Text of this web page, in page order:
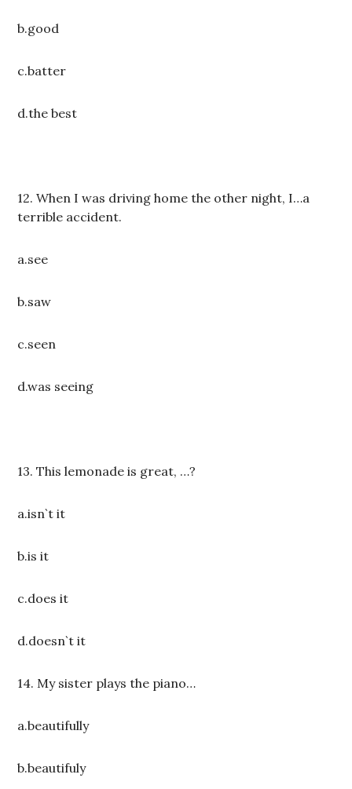
b.good
c.batter
d.the best
12. When I was driving home the other night, I…a
terrible accident.
a.see
b.saw
c.seen
d.was seeing
13. This lemonade is great, …?
a.isn`t it
b.is it
c.does it
d.doesn`t it
14. My sister plays the piano…
a.beautifully
b.beautifuly